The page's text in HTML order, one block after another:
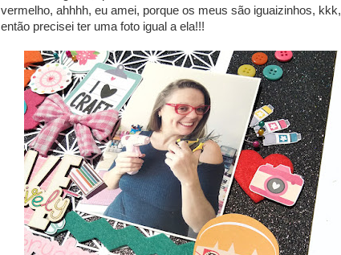
vermelho, ahhhh, eu amei, porque os meus são iguaizinhos, kkk,
então precisei ter uma foto igual a ela!!!